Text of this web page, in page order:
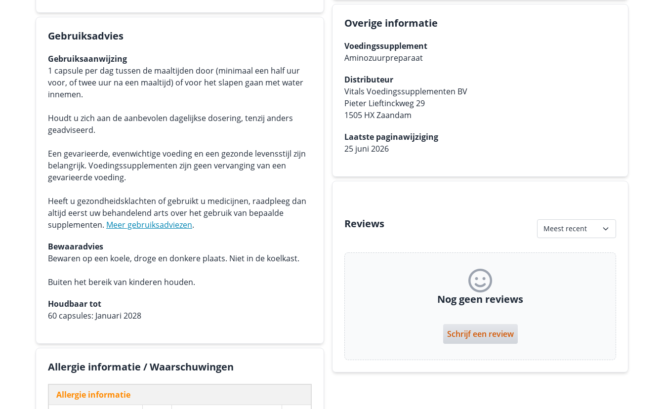
Gebruiksadvies
Gebruiksaanwijzing
1 capsule per dag tussen de maaltijden door (minimaal een half uur
voor, of twee uur na een maaltijd) of voor het slapen gaan met water
innemen.
Houdt u zich aan de aanbevolen dagelijkse dosering, tenzij anders
geadviseerd.
Een gevarieerde, evenwichtige voeding en een gezonde levensstijl zijn
belangrijk. Voedingssupplementen zijn geen vervanging van een
gevarieerde voeding.
Heeft u gezondheidsklachten of gebruikt u medicijnen, raadpleeg dan
altijd eerst uw behandelend arts over het gebruik van bepaalde
supplementen. Meer gebruiksadviezen.
Bewaaradvies
Bewaren op een koele, droge en donkere plaats. Niet in de koelkast.
Buiten het bereik van kinderen houden.
Houdbaar tot
60 capsules: Januari 2028
Allergie informatie / Waarschuwingen
Allergie informatie
Overige informatie
Voedingssupplement
Aminozuurpreparaat
Distributeur
Vitals Voedingssupplementen BV
Pieter Lieftinckweg 29
1505 HX Zaandam
Laatste paginawijziging
25 juni 2026
Reviews Meest recent
Nog geen reviews
Schrijf een review